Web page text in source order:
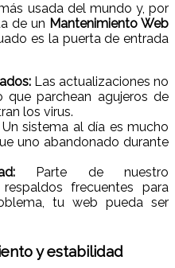
usada del mundo y, por
de un Mantenimiento Web
es la puerta de entrada
Las actualizaciones no
que parchean agujeros de
los virus.
Un sistema al día es mucho
uno abandonado durante
Parte de nuestro
frecuentes para
tu web pueda ser
y estabilidad